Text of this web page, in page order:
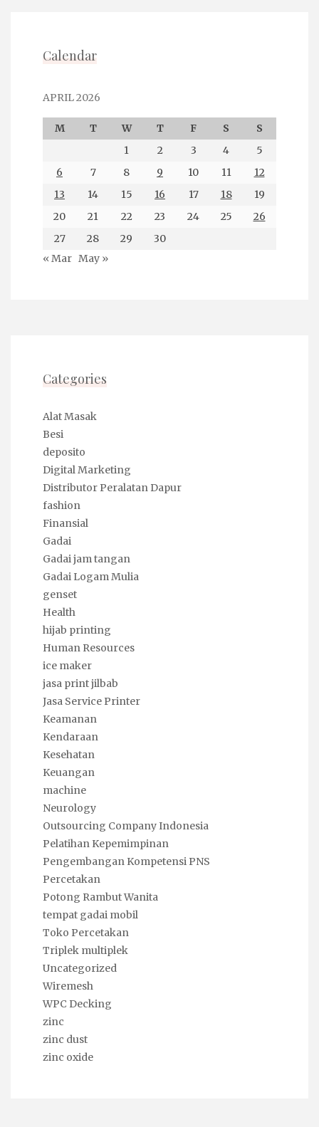
Calendar
APRIL 2026
M T W T F S
S
1
2 3 4
5
6
7 8 9 10 11
12
13
14 15 16 17 18
19
20
21 22 23 24 25
26
27
28 29
30
« Mar May »
Categories
Alat Masak
Besi
deposito
Digital Marketing
Distributor Peralatan Dapur
fashion
Finansial
Gadai
Gadai jam tangan
Gadai Logam Mulia
genset
Health
hijab printing
Human Resources
ice maker
jasa print jilbab
Jasa Service Printer
Keamanan
Kendaraan
Kesehatan
Keuangan
machine
Neurology
Outsourcing Company Indonesia
Pelatihan Kepemimpinan
Pengembangan Kompetensi PNS
Percetakan
Potong Rambut Wanita
tempat gadai mobil
Toko Percetakan
Triplek multiplek
Uncategorized
Wiremesh
WPC Decking
zinc
zinc dust
zinc oxide